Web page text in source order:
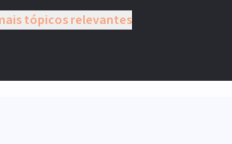
tópicos relevantes